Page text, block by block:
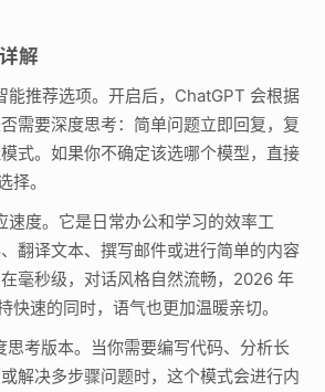
解
能推荐选项。开启后，ChatGPT 会根据
需要深度思考：简单问题立即回复，复
式。如果你不确定该选哪个模型，直接
择。
速度。它是日常办公和学习的效率工
翻译文本、撰写邮件或进行简单的内容
毫秒级，对话风格自然流畅，2026 年
快速的同时，语气也更加温暖亲切。
考版本。当你需要编写代码、分析长
解决多步骤问题时，这个模式会进行内